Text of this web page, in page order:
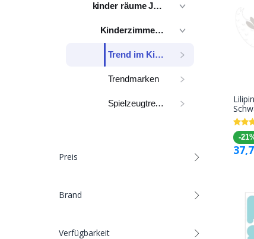
kinder räume Journal
Kinderzimmer Trends
Trend im Kinderzimmer
Trendmarken
Spielzeugtrends
Preis
Brand
Verfügbarkeit
-